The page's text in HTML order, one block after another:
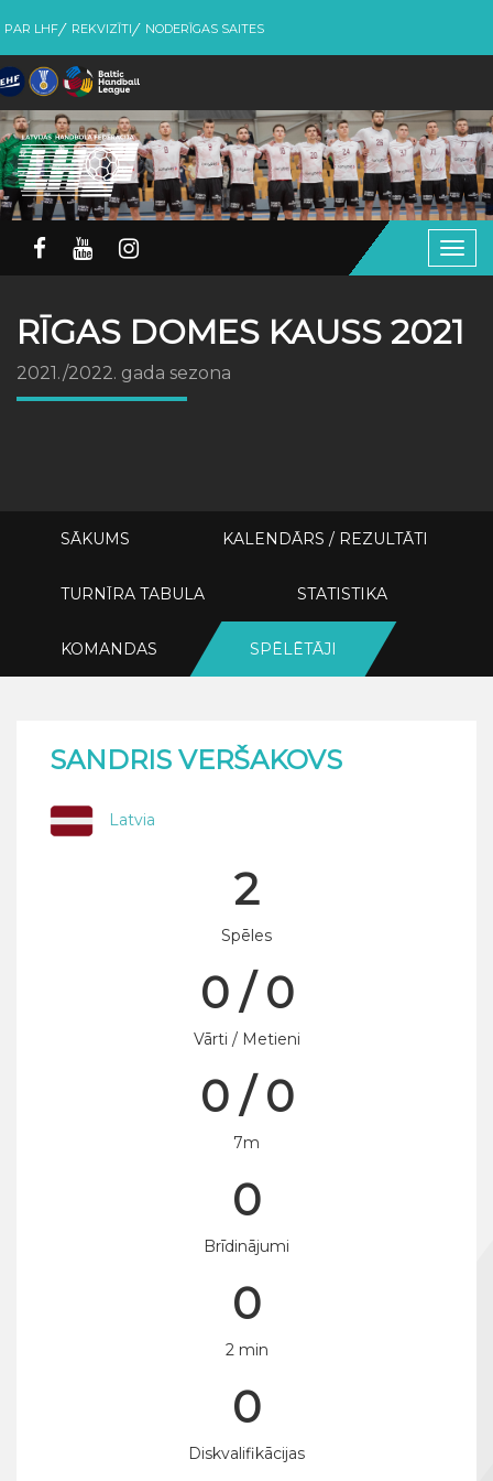
PAR LHF REKVIZĪTI NODERĪGAS SAITES
RĪGAS DOMES KAUSS 2021
2021./2022. gada sezona
SĀKUMS KALENDĀRS / REZULTĀTI
TURNĪRA TABULA STATISTIKA
KOMANDAS SPĒLĒTĀJI
SANDRIS VERŠAKOVS
Latvia
2
Spēles
0 / 0
Vārti / Metieni
0 / 0
7m
0
Brīdinājumi
0
2 min
0
Diskvalifikācijas